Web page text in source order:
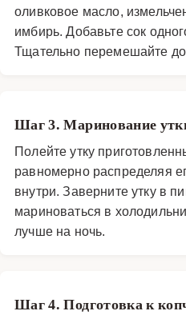
оливковое масло,
имбирь. Добавьте сок
Тщательно перемешайте
Шаг 3. Маринование
Полейте утку
равномерно распределяя
внутри. Заверните утку в
мариноваться в
лучше на ночь.
Шаг 4. Подготовка к